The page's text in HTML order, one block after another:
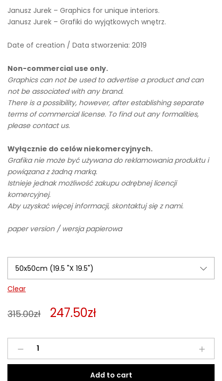
Janusz Jurek – Graphics for unique interiors.
Janusz Jurek – Grafiki do wyjątkowych wnętrz.
Date of creation / Data stworzenia: 2019
Non-commercial use only.
Graphics can not be used to advertise a product and can
not be associated with any brand.
There is a possibility, however, after establishing separate
terms of commercial license. To find out any formalities,
please contact us.
Wyłącznie do celów niekomercyjnych.
Grafika nie może być używana do reklamowania produktu i
powiązana z żadną marką.
Istnieje jednak możliwość zakupu odrębnej licencji
komercyjnej.
Aby uzyskać więcej informacji, skontaktuj się z nami.
paper version / wersja papierowa
Clear
315.00zł 247.50zł
Passion
quantity
Add to cart